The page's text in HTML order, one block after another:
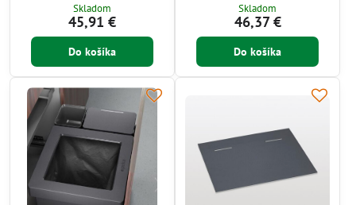
Skladom
45,91 €
Do košíka
Skladom
46,37 €
Do košíka